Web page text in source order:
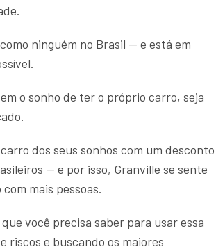
como ninguém no Brasil — e está em
o sonho de ter o próprio carro, seja
dos seus sonhos com um desconto
— e por isso, Granville se sente
com mais pessoas.
você precisa saber para usar essa
riscos e buscando os maiores